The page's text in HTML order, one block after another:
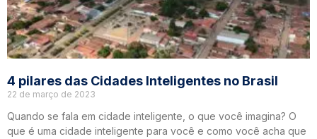
4 pilares das Cidades Inteligentes no Brasil
22 de março de 2023
Quando se fala em cidade inteligente, o que você imagina? O
que é uma cidade inteligente para você e como você acha que